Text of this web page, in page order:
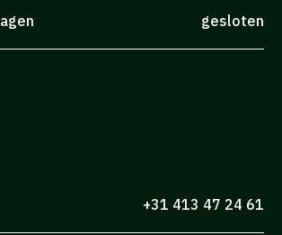
gesloten
+31 413 47 24 61